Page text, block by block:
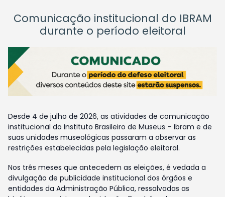
Comunicação institucional do IBRAM
durante o período eleitoral
Desde 4 de julho de 2026, as atividades de comunicação
institucional do Instituto Brasileiro de Museus – Ibram e de
suas unidades museológicas passaram a observar as
restrições estabelecidas pela legislação eleitoral.
Nos três meses que antecedem as eleições, é vedada a
divulgação de publicidade institucional dos órgãos e
entidades da Administração Pública, ressalvadas as